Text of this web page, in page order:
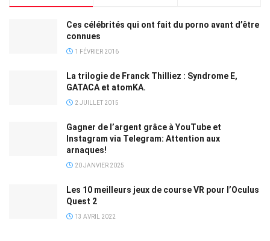
Ces célébrités qui ont fait du porno avant d’être
connues
1 FÉVRIER 2016
La trilogie de Franck Thilliez : Syndrome E,
GATACA et atomKA.
2 JUILLET 2015
Gagner de l’argent grâce à YouTube et
Instagram via Telegram: Attention aux
arnaques!
20 JANVIER 2025
Les 10 meilleurs jeux de course VR pour l’Oculus
Quest 2
13 AVRIL 2022